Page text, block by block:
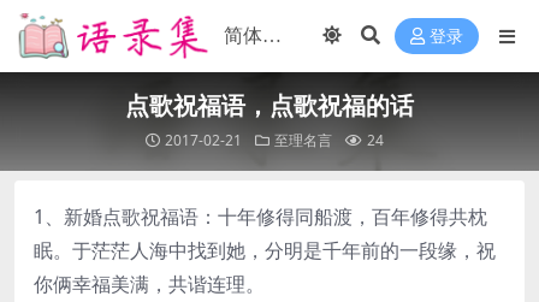
登录
点歌祝福语，点歌祝福的话
2017-02-21 至理名言 24
1、新婚点歌祝福语：十年修得同船渡，百年修得共枕
眠。于茫茫人海中找到她，分明是千年前的一段缘，祝
你俩幸福美满，共谐连理。